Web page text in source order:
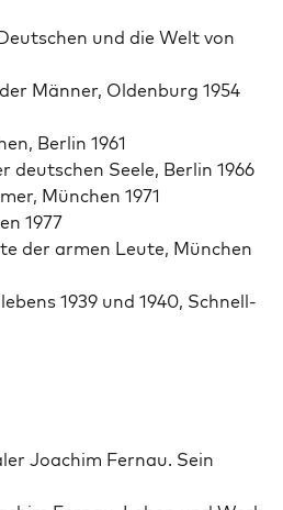
und die Welt von
Män­ner, Old­en­burg 1954
Berlin 1961
Seele, Berlin 1966
München 1971
1977
der armen Leute, München
1939 und 1940, Schnell­
Joachim Fer­nau. Sein